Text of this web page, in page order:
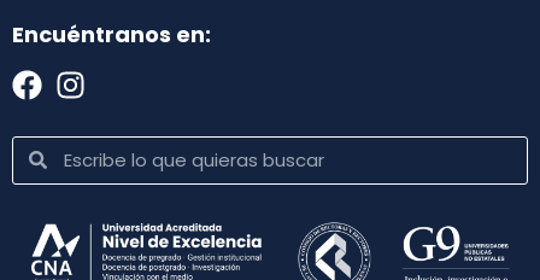
Encuéntranos en: